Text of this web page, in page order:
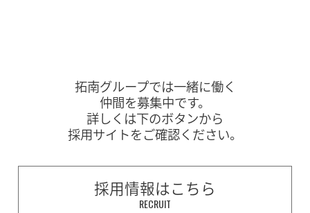
拓南グループでは一緒に働く
仲間を募集中です。
詳しくは下のボタンから
採用サイトをご確認ください。
採用情報はこちら
RECRUIT